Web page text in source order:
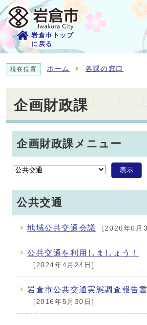
岩倉市トップ
に戻る
現在位置 ホーム 各課の窓口
企画財政課
企画財政課メニュー
表示
公共交通
地域公共交通会議 [2026年6月
公共交通を利用しましょう！
[2024年4月24日]
岩倉市公共交通実態調査報告書
[2016年5月30日]